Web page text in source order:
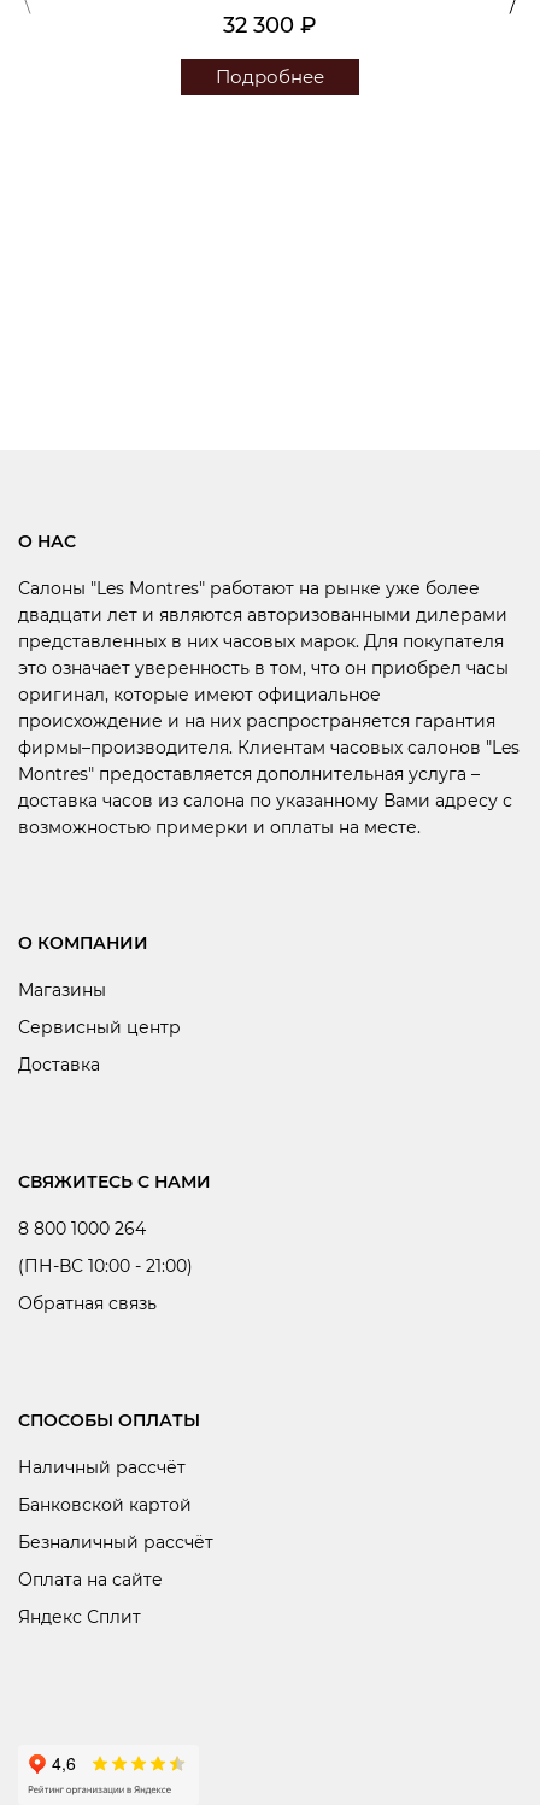
32 300 ₽
Подробнее
О НАС
Салоны "Les Montres" работают на рынке уже более
двадцати лет и являются авторизованными дилерами
представленных в них часовых марок. Для покупателя
это означает уверенность в том, что он приобрел часы
оригинал, которые имеют официальное
происхождение и на них распространяется гарантия
фирмы–производителя. Клиентам часовых салонов "Les
Montres" предоставляется дополнительная услуга –
доставка часов из салона по указанному Вами адресу с
возможностью примерки и оплаты на месте.
О КОМПАНИИ
Магазины
Сервисный центр
Доставка
СВЯЖИТЕСЬ С НАМИ
8 800 1000 264
(ПН-ВС 10:00 - 21:00)
Обратная связь
СПОСОБЫ ОПЛАТЫ
Наличный рассчёт
Банковской картой
Безналичный рассчёт
Оплата на сайте
Яндекс Сплит